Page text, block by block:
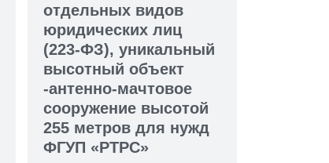
отдельных видов
юридических лиц
(223-ФЗ), уникальный
высотный объект
-антенно-мачтовое
сооружение высотой
255 метров для нужд
ФГУП «РТРС»